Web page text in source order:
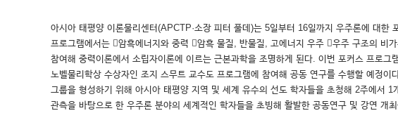
아시아 태평양 이론물리센터(APCTP·소장 피터 풀데)는 5일부터 16일까지 우주론에 대
프로그램에서는 암흑에너지와 중력 암흑 물질, 반물질, 고에너지 우주 우주 구조의 비
참여해 중력이론에서 소립자이론에 이르는 근본과학을 조명하게 된다. 이번 포커스 프로
노벨물리학상 수상자인 조지 스무트 교수도 프로그램에 참여해 공동 연구를 수행할 예정
그룹을 형성하기 위해 아시아 태평양 지역 및 세계 유수의 선도 학자들을 초청해 2주에서
관측을 바탕으로 한 우주론 분야의 세계적인 학자들을 초빙해 활발한 공동연구 및 강연 개